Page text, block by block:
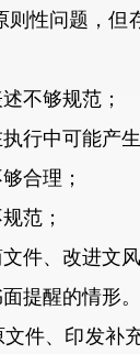
问题，但存
不够规范；
中可能产生
合理；
范；
、改进文风
醒的情形。
、印发补充